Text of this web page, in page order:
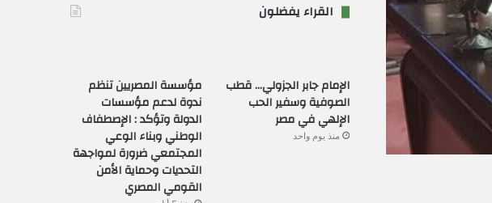
القراء يفضلون
الإمام جابر الجزولي… قطب
الصوفية وسفير الحب
الإلهي في مصر
منذ يوم واحد
مؤسسة المصريين تنظم
ندوة لدعم مؤسسات
الدولة وتؤكد : الإصطفاف
الوطني وبناء الوعي
المجتمعي ضرورة لمواجهة
التحديات وحماية الأمن
القومي المصري